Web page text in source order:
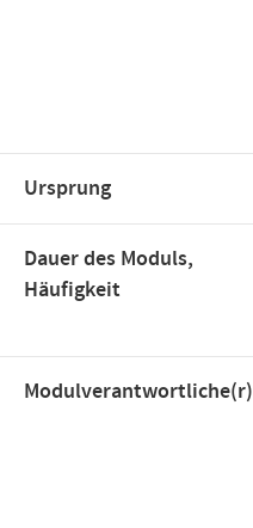
Ursprung
Dauer des Moduls,
Häufigkeit
Modulverantwortliche(r)